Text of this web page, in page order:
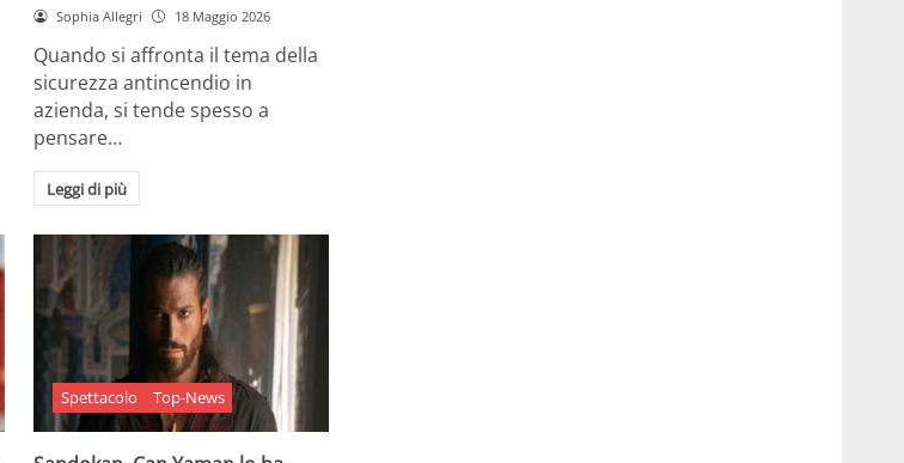
Sophia Allegri 18 Maggio 2026
Quando si affronta il tema della
sicurezza antincendio in
azienda, si tende spesso a
pensare…
Leggi di più
Spettacolo Top-News